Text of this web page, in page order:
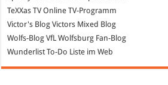
TeXXas TVOnline TV-Programm
Victor's Blog Victors Mixed Blog
Wolfs-Blog VfL Wolfsburg Fan-Blog
Wunderlist To-Do Liste im Web